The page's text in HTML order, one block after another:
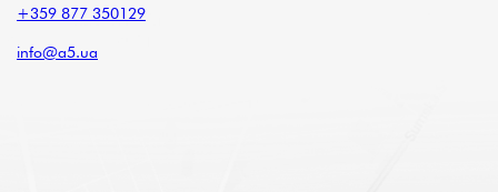
+359 877 350129
info@a5.ua